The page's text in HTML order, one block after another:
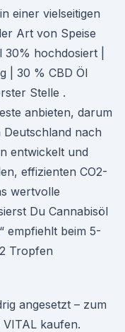
einer vielseitigen
Art von Speise
hochdosiert |
| 30 % CBD Öl
Stelle .
anbieten, darum
nach
entwickelt und
effizienten CO2-
wertvolle
Du Cannabisöl
empfiehlt beim 5-
Tropfen
angesetzt – zum
kaufen.